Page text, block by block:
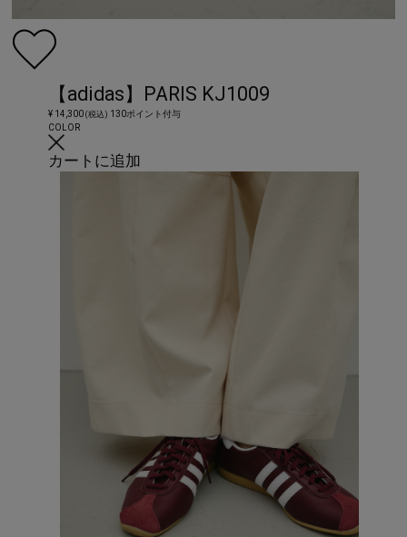
【adidas】PARIS KJ1009
¥ 14,300(税込) 130ポイント付与
COLOR
カートに追加